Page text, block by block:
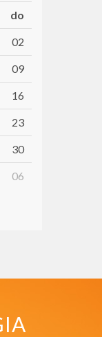
do
02
09
16
23
30
06